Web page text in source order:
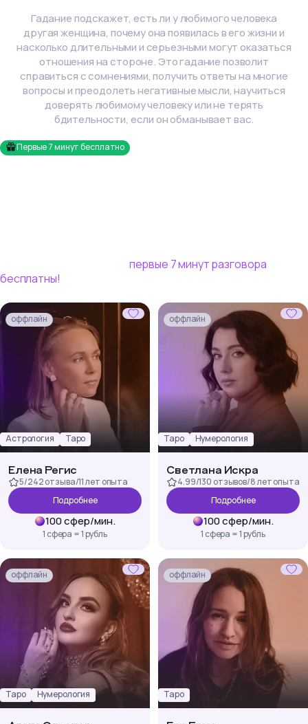
Гадание подскажет, есть ли у любимого человека
другая женщина, почему она появилась в его жизни и
насколько длительными и серьезными могут оказаться
отношения на стороне. Это гадание позволит
справиться с сомнениями, получить ответы на многие
вопросы и преодолеть негативные мысли, научиться
доверять любимому человеку или не терять
бдительности, если он обманывает вас.
Первые7минут бесплатно
первые 7минут разговора
бесплатны!
оффлайн
Астрология Таро
Елена Регис
5/242 отзыва/11 лет опыта
Подробнее
100сфер/мин.
1 сфера = 1 рубль
оффлайн
Таро Нумерология
Светлана Искра
4.99/130 отзывов/8 летопыта
Подробнее
100сфер/мин.
1 сфера = 1 рубль
оффлайн
Таро Нумерология
оффлайн
Таро